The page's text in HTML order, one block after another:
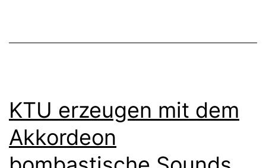
KTU erzeugen mit dem
Akkordeon